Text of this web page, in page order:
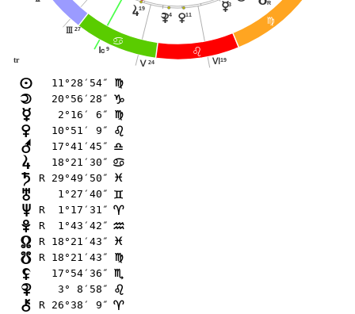
>
?
@
27
9
J
24
K 19
L
s19
{4 q11
p3
R
tr
n 11°28′54″ @
o 20°56′28″ D
p 2°16′ 6″ @
q 10°51′ 9″ ?
r 17°41′45″ A
s 18°21′30″ >
t R 29°49′50″ F
u 1°27′40″ =
v R  1°17′31″ ;
w R  1°43′42″ E
x R 18°21′43″ F
y R 18°21′43″ @
z 17°54′36″ B
{ 3° 8′58″ ?
| R 26°38′ 9″ ;